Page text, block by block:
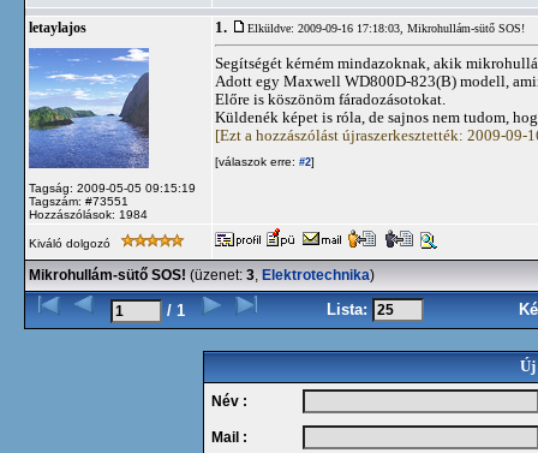
letaylajos
Tagság: 2009-05-05 09:15:19
Tagszám: #73551
Hozzászólások: 1984
1. Elküldve: 2009-09-16 17:18:03, Mikrohullám-sütő SOS!
Segítségét kérném mindazoknak, akik
Adott egy Maxwell WD800D-823(B) modell,
Előre is köszönöm fáradozásotokat.
Küldenék képet is róla, de sajnos nem tudom,
[Ezt a hozzászólást újraszerkesztették: 2009-09-
[válaszok erre: #2]
Kiváló dolgozó
Mikrohullám-sütő SOS! (üzenet: 3, Elektrotechnika)
/ 1 Lista:
Új
Név :
Mail :